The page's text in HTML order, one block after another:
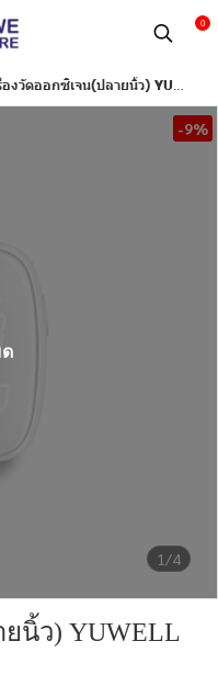
0
งวัดออกซิเจน(ปลายนิ้ว) YUWELL รุ่น YX110
1/4
-9%
นิ้ว) YUWELL